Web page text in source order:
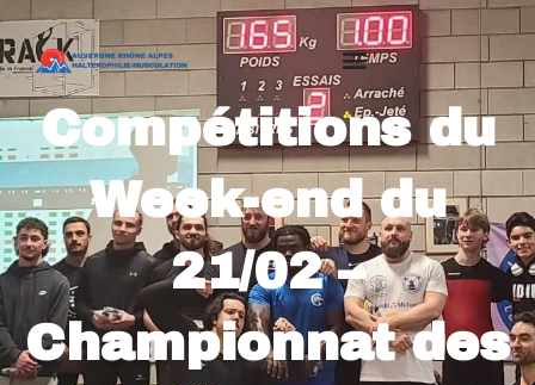
Compétitions du
Week-end du
21/02 –
Championnat des